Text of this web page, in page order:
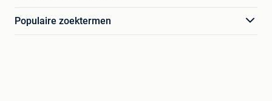
Populaire zoektermen